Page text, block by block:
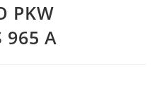
PKW
965 A